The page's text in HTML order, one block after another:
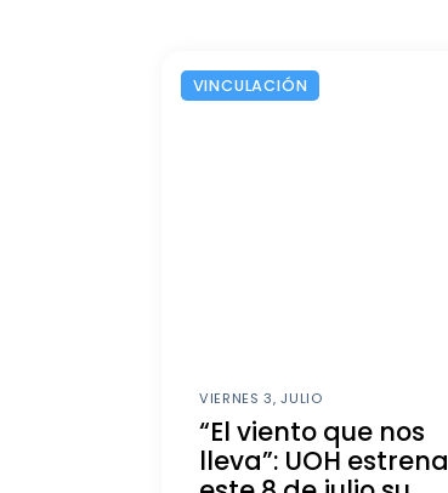
VINCULACIÓN
VIERNES 3, JULIO
“El viento que nos
lleva”: UOH estrena